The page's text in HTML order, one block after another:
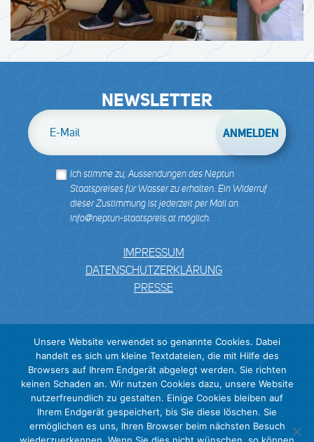
IMPRESSUM
DATENSCHUTZERKLÄRUNG
PRESSE
Neptun Staatspreis für Wasser 2027
Der Umwelt- und Innovationspreis für nachhaltige
Wasserprojekte
Koordinationsteam:
tatwort Nachhaltige Projekte GmbH
Haberlgasse 56/3
NEWSLETTER
E-Mail
Ich stimme zu, Aussendungen des Neptun
Staatspreises für Wasser zu erhalten. Ein Widerruf
dieser Zustimmung ist jederzeit per Mail an
info@neptun-staatspreis.at möglich.
Unsere Website verwendet so genannte Cookies. Dabei
handelt es sich um kleine Textdateien, die mit Hilfe des
Browsers auf Ihrem Endgerät abgelegt werden. Sie richten
keinen Schaden an. Wir nutzen Cookies dazu, unsere Website
nutzerfreundlich zu gestalten. Einige Cookies bleiben auf
Ihrem Endgerät gespeichert, bis Sie diese löschen. Sie
ermöglichen es uns, Ihren Browser beim nächsten Besuch